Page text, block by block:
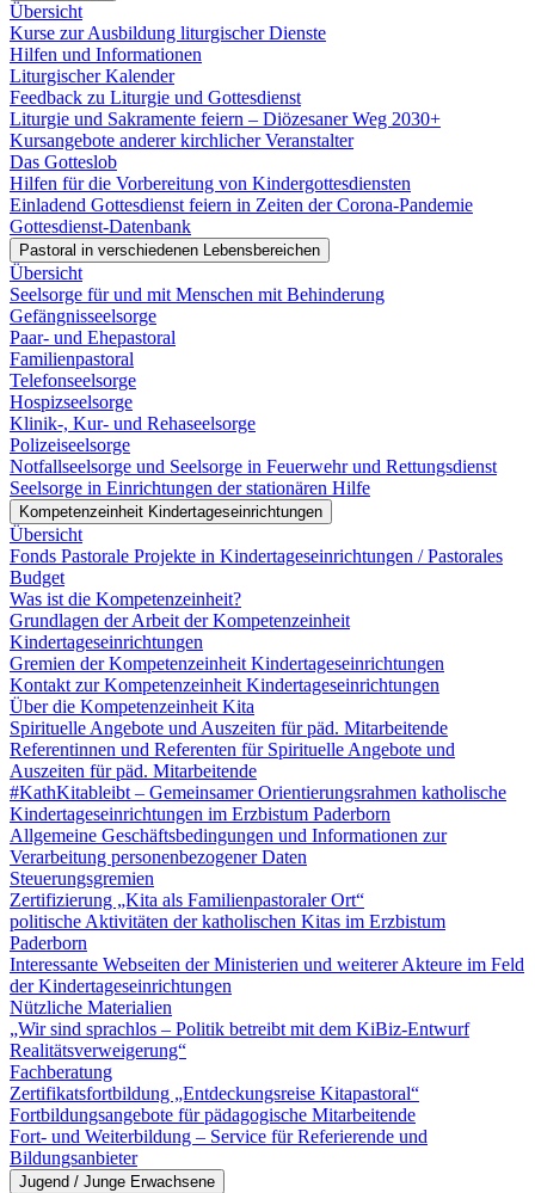
Übersicht
Kurse zur Ausbildung liturgischer Dienste
Hilfen und Informationen
Liturgischer Kalender
Feedback zu Liturgie und Gottesdienst
Liturgie und Sakramente feiern – Diözesaner Weg 2030+
Kursangebote anderer kirchlicher Veranstalter
Das Gotteslob
Hilfen für die Vorbereitung von Kindergottesdiensten
Einladend Gottesdienst feiern in Zeiten der Corona-Pandemie
Gottesdienst-Datenbank
Pastoral in verschiedenen Lebensbereichen
Übersicht
Seelsorge für und mit Menschen mit Behinderung
Gefängnisseelsorge
Paar- und Ehepastoral
Familienpastoral
Telefonseelsorge
Hospizseelsorge
Klinik-, Kur- und Rehaseelsorge
Polizeiseelsorge
Notfallseelsorge und Seelsorge in Feuerwehr und Rettungsdienst
Seelsorge in Einrichtungen der stationären Hilfe
Kompetenzeinheit Kindertageseinrichtungen
Übersicht
Fonds Pastorale Projekte in Kindertageseinrichtungen / Pastorales
Budget
Was ist die Kompetenzeinheit?
Grundlagen der Arbeit der Kompetenzeinheit
Kindertageseinrichtungen
Gremien der Kompetenzeinheit Kindertageseinrichtungen
Kontakt zur Kompetenzeinheit Kindertageseinrichtungen
Über die Kompetenzeinheit Kita
Spirituelle Angebote und Auszeiten für päd. Mitarbeitende
Referentinnen und Referenten für Spirituelle Angebote und
Auszeiten für päd. Mitarbeitende
#KathKitableibt – Gemeinsamer Orientierungsrahmen katholische
Kindertageseinrichtungen im Erzbistum Paderborn
Allgemeine Geschäftsbedingungen und Informationen zur
Verarbeitung personenbezogener Daten
Steuerungsgremien
Zertifizierung „Kita als Familienpastoraler Ort“
politische Aktivitäten der katholischen Kitas im Erzbistum
Paderborn
Interessante Webseiten der Ministerien und weiterer Akteure im Feld
der Kindertageseinrichtungen
Nützliche Materialien
„Wir sind sprachlos – Politik betreibt mit dem KiBiz-Entwurf
Realitätsverweigerung“
Fachberatung
Zertifikatsfortbildung „Entdeckungsreise Kitapastoral“
Fortbildungsangebote für pädagogische Mitarbeitende
Fort- und Weiterbildung – Service für Referierende und
Bildungsanbieter
Jugend / Junge Erwachsene